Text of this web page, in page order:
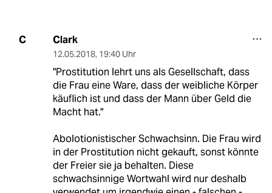
C Clark
12.05.2018, 19:40 Uhr
"Prostitution lehrt uns als Gesellschaft, dass
die Frau eine Ware, dass der weibliche Körper
käuflich ist und dass der Mann über Geld die
Macht hat."
Abolotionistischer Schwachsinn. Die Frau wird
in der Prostitution nicht gekauft, sonst könnte
der Freier sie ja behalten. Diese
schwachsinnige Wortwahl wird nur deshalb